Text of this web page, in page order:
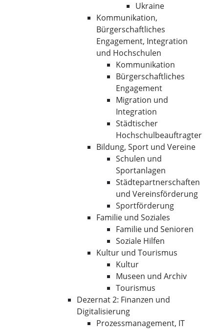
Ukraine
Kommunikation,
Bürgerschaftliches
Engagement, Integration
und Hochschulen
Kommunikation
Bürgerschaftliches
Engagement
Migration und
Integration
Städtischer
Hochschulbeauftragter
Bildung, Sport und Vereine
Schulen und
Sportanlagen
Städtepartnerschaften
und Vereinsförderung
Sportförderung
Familie und Soziales
Familie und Senioren
Soziale Hilfen
Kultur und Tourismus
Kultur
Museen und Archiv
Tourismus
Dezernat 2: Finanzen und
Digitalisierung
Prozessmanagement, IT